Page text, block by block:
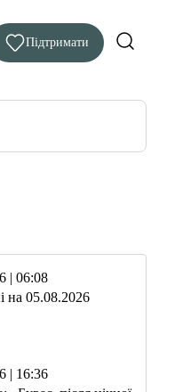
Підтримати
| 06:08
на 05.08.2026
| 16:36